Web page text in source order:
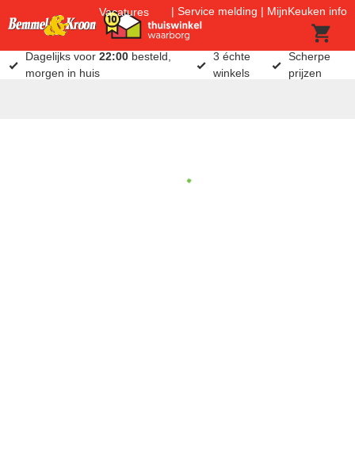
Vacatures Service melding MijnKeuken info
Dagelijks voor22:00 besteld,
morgen in huis
3 échte
winkels
Scherpe
prijzen